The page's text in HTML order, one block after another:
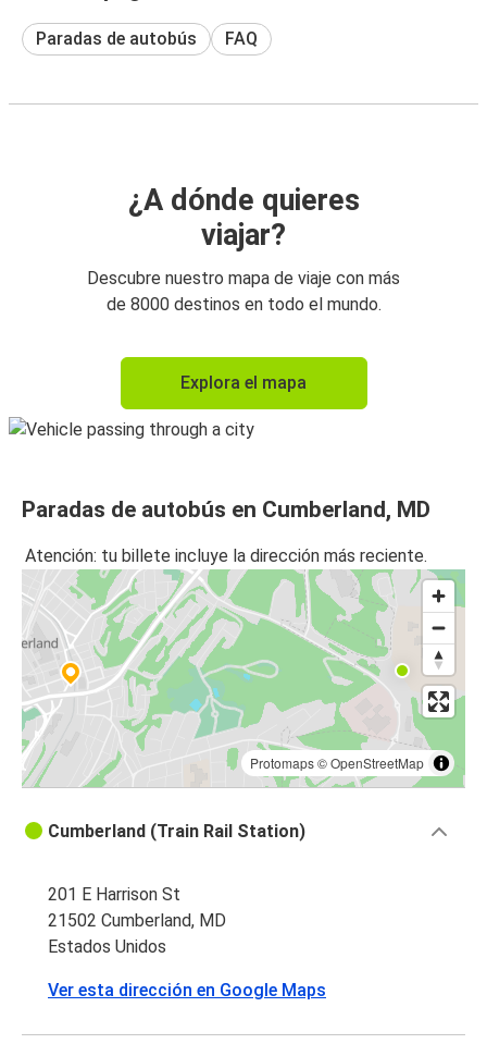
Paradas de autobús FAQ
¿A dónde quieres
viajar?
Descubre nuestro mapa de viaje con más
de 8000 destinos en todo el mundo.
Explora el mapa
Paradas de autobús en Cumberland, MD
Atención: tu billete incluye la dirección más reciente.
Protomaps©OpenStreetMap
Cumberland (Train Rail Station)
201 E Harrison St
21502 Cumberland, MD
Estados Unidos
Ver esta dirección en Google Maps